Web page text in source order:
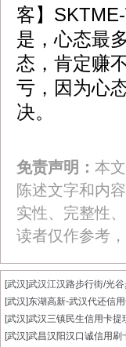
客】
是，心态最
态，肯定赚
亏，因为心
决。
免责声明： 本
陈述文字和内
实性、完整性
读者仅作参考
[武汉]武汉江汉路步行街/光
[武汉]东湖高新-武汉代还信
[武汉]武汉三镇民生信用卡提
[武汉]武昌汉阳汉口诚信用刷